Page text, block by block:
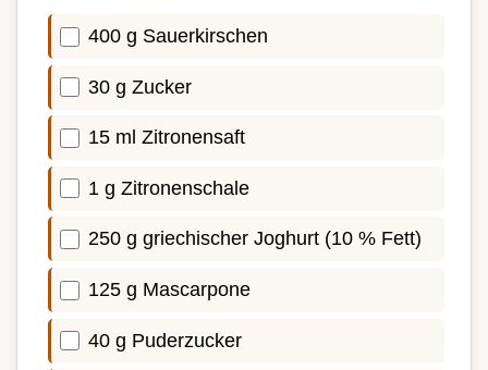
400 g Sauerkirschen
30 g Zucker
15 ml Zitronensaft
1 g Zitronenschale
250 g griechischer Joghurt (10 % Fett)
125 g Mascarpone
40 g Puderzucker